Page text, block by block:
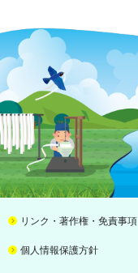
リンク・著作権・免責事項
個人情報保護方針